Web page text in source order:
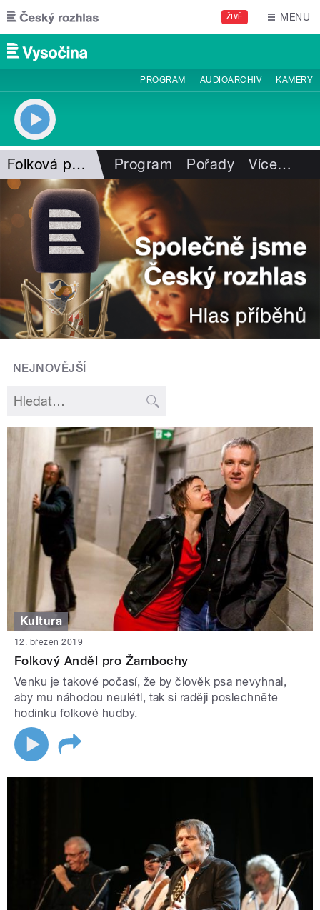
Přejít k hlavnímu obsahu
ŽIVĚ MENU
PROGRAM AUDIOARCHIV KAMERY
Folková pohlazení Program Pořady Více…
NEJNOVĚJŠÍ
Kultura
12. březen 2019
Folkový Anděl pro Žambochy
Venku je takové počasí, že by člověk psa nevyhnal,
aby mu náhodou neulétl, tak si raději poslechněte
hodinku folkové hudby.